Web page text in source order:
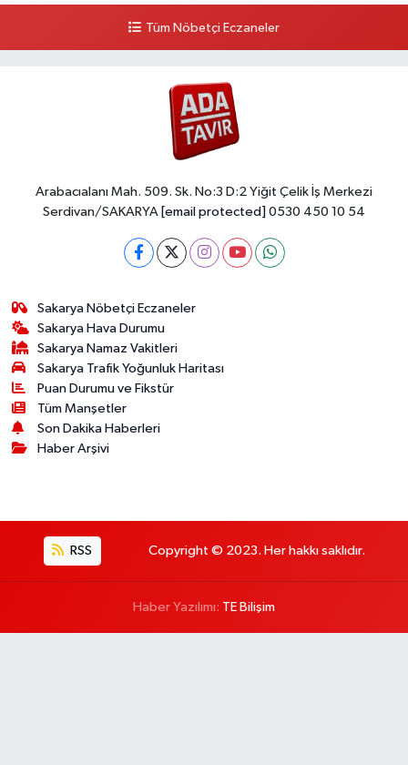
Tüm Nöbetçi Eczaneler
Arabacıalanı Mah. 509. Sk. No:3 D:2 Yiğit Çelik İş Merkezi
Serdivan/SAKARYA [email protected] 0530 450 10 54
Sakarya Nöbetçi Eczaneler
Sakarya Hava Durumu
Sakarya Namaz Vakitleri
Sakarya Trafik Yoğunluk Haritası
Puan Durumu ve Fikstür
Tüm Manşetler
Son Dakika Haberleri
Haber Arşivi
RSS Copyright © 2023. Her hakkı saklıdır.
Haber Yazılımı: TE Bilişim